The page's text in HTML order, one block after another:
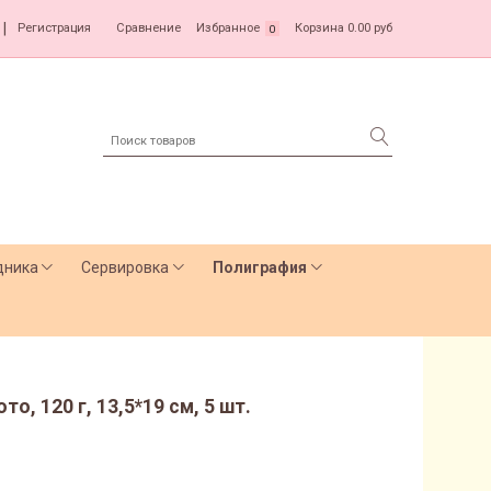
Регистрация Сравнение Избранное 0 Корзина 0.00 руб
Сервировка Полиграфия
120 г, 13,5*19 см, 5 шт.